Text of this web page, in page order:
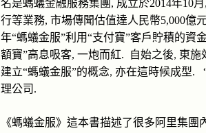
名是螞蟻金融服務集團 , 成立於2014年10月 ,
行等業務, 市場傳聞估值達人民幣5,000億
年“螞蟻金服”利用“支付寶”客戶貯積的資
額寶”高息吸客, 一炮而紅. 自始之後, 東施
建立“螞蟻金服”的概念, 亦在這時候成型.
理公司 .
《螞蟻金服》這本書描述了很多阿里集團